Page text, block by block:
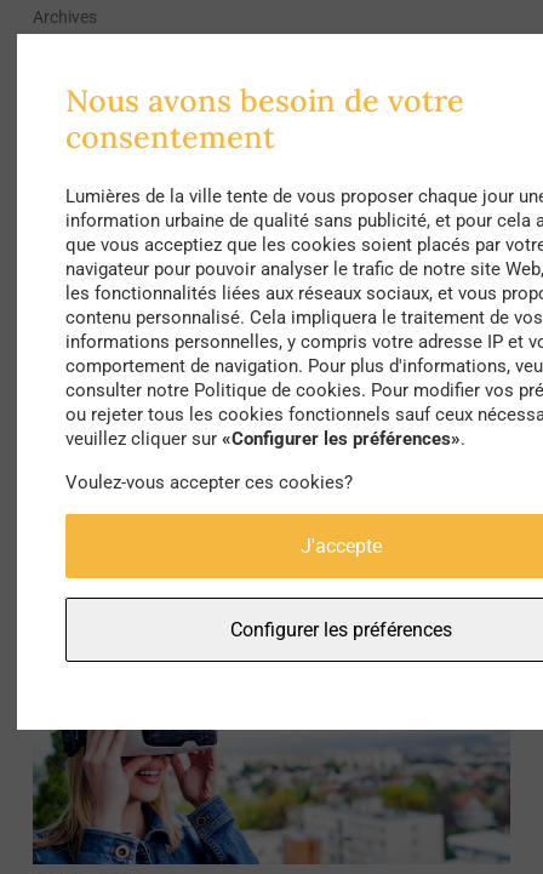
Archives
americain
La Rédaction
Culture, Laboratoire
Nos recos : Les jeunesses des quartiers
populaires
Nous avons besoin de votre
consentement
Lumières de la ville tente de vous proposer chaque jour
information urbaine de qualité sans publicité, et pour cela
que vous acceptiez que les cookies soient placés par
navigateur pour pouvoir analyser le trafic de notre site
les fonctionnalités liées aux réseaux sociaux, et vous
contenu personnalisé. Cela impliquera le traitement de vos
informations personnelles, y compris votre adresse IP et
comportement de navigation. Pour plus d'informations,
consulter notre Politique de cookies. Pour modifier vos
ou rejeter tous les cookies fonctionnels sauf ceux
veuillez cliquer sur«Configurer les préférences».
Voulez-vous accepter ces cookies?
J'accepte
Configurer les préférences